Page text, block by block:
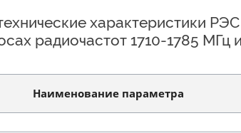
характеристики
радиочастот 1710-1785 МГц
Наименование параметра